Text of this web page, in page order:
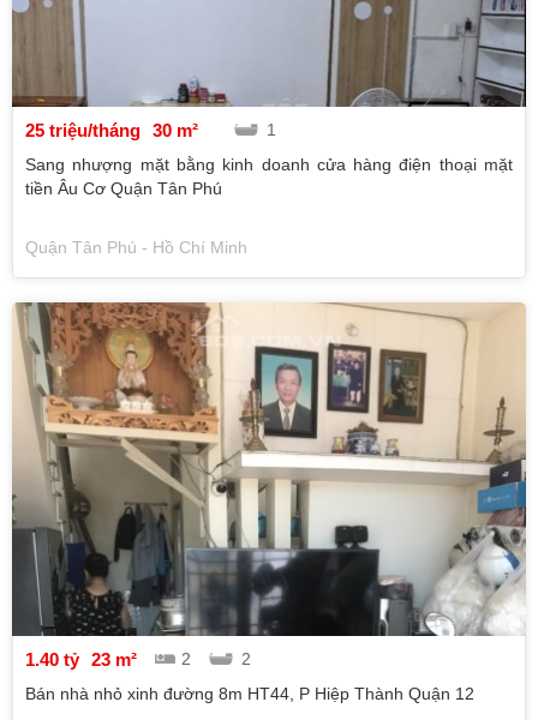
25 triệu/tháng 30 m²
1
Sang nhượng mặt bằng kinh doanh cửa hàng điện thoại mặt
tiền Âu Cơ Quận Tân Phú
Quận Tân Phú - Hồ Chí Minh
1.40 tỷ 23 m² 2
2
Bán nhà nhỏ xinh đường 8m HT44, P Hiệp Thành Quận 12